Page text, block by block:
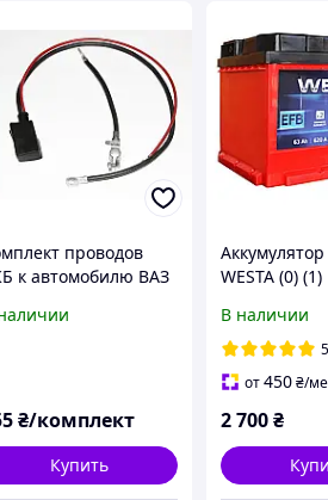
проводов
к автомобилю ВАЗ
₴/комплект
Купить
WESTA (0) (1)
В наличии
от450₴/
2 700₴